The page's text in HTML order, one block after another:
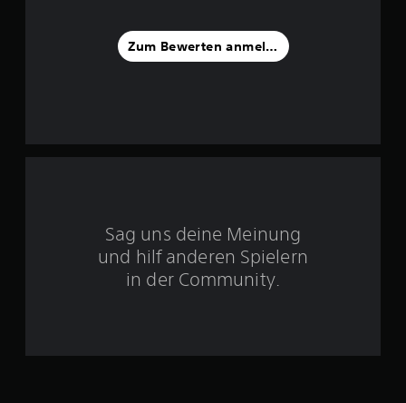
e
Zum Bewerten anmelden
Sag uns deine Meinung
und hilf anderen Spielern
in der Community.